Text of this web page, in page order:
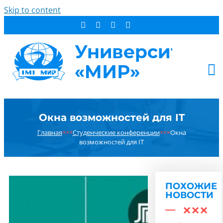
Skip to content
СТУДЕНТУ
ДОПОБРАЗОВАНИЕ
Окна возможностей для IT
Главная×××Студенческие конференции×××Окна
возможностей для IT
ПОХОЖИЕ
НОВОСТИ